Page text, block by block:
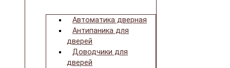
Автоматика дверная
Антипаника для
дверей
Доводчики для
дверей